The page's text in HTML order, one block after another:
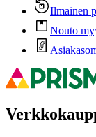
Ilmainen
Nouto